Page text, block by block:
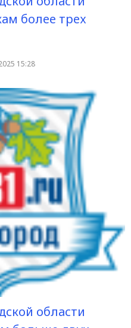
более трех
15:28
области